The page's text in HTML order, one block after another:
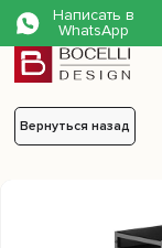
mL6-LZM-kx6-3Kc
Написать в
WhatsApp
Вернуться назад